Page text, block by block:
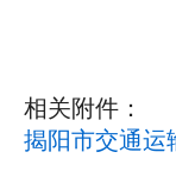
相关附件：
揭阳市交通运